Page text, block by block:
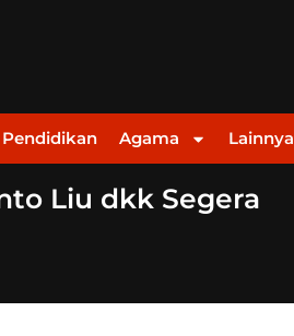
Pendidikan Agama Lainnya
Liu dkk Segera